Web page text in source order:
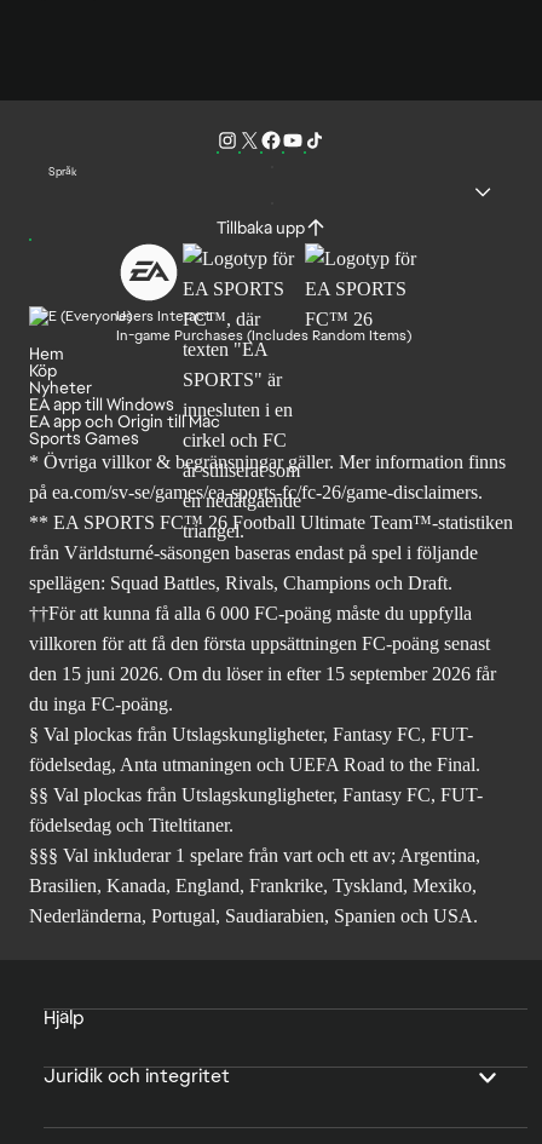
Språk
Tillbaka upp
Users Interact
In-game Purchases (Includes Random Items)
Hem
Köp
Nyheter
EA app till Windows
EA app och Origin till Mac
Sports Games
* Övriga villkor & begränsningar gäller. Merinformation finns
på ea.com/sv-se/games/ea-sports-fc/fc-26/game-disclaimers.
** EA SPORTS FC™ 26 Football Ultimate Team™-statistiken
från Världsturné-säsongen baseras endast på spel i följande
spellägen: Squad Battles, Rivals, Champions och Draft.
††För att kunna få alla 6 000 FC-poäng måste du uppfylla
villkoren för att få den första uppsättningen FC-poäng senast
den 15 juni 2026. Om du löser in efter 15 september 2026 får
du inga FC-poäng.
§ Val plockas från Utslagskungligheter, Fantasy FC, FUT-
födelsedag, Anta utmaningen och UEFA Road to the Final.
§§ Val plockas från Utslagskungligheter, Fantasy FC, FUT-
födelsedag och Titeltitaner.
§§§ Val inkluderar 1 spelare från vart och ett av; Argentina,
Brasilien, Kanada, England, Frankrike, Tyskland, Mexiko,
Nederländerna, Portugal, Saudiarabien, Spanien och USA.
Hjälp
Juridik och integritet